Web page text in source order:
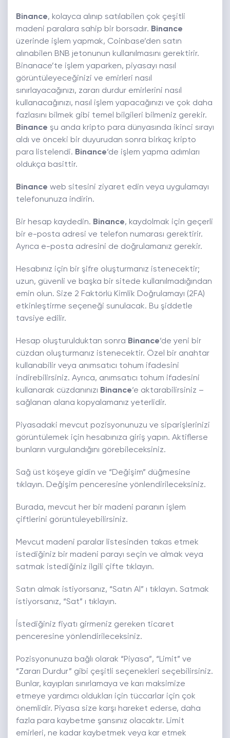
Binance, kolayca alınıp satılabilen çok çeşitli
madeni paralara sahip bir borsadır. Binance
üzerinde işlem yapmak, Coinbase’den satın
alınabilen BNB jetonunun kullanılmasını gerektirir.
Binanace’te işlem yaparken, piyasayı nasıl
görüntüleyeceğinizi ve emirleri nasıl
sınırlayacağınızı, zararı durdur emirlerini nasıl
kullanacağınızı, nasıl işlem yapacağınızı ve çok daha
fazlasını bilmek gibi temel bilgileri bilmeniz gerekir.
Binance şu anda kripto para dünyasında ikinci sırayı
aldı ve önceki bir duyurudan sonra birkaç kripto
para listelendi. Binance‘de işlem yapma adımları
oldukça basittir.
Binance web sitesini ziyaret edin veya uygulamayı
telefonunuza indirin.
Bir hesap kaydedin. Binance, kaydolmak için geçerli
bir e-posta adresi ve telefon numarası gerektirir.
Ayrıca e-posta adresini de doğrulamanız gerekir.
Hesabınız için bir şifre oluşturmanız istenecektir;
uzun, güvenli ve başka bir sitede kullanılmadığından
emin olun. Size 2 Faktörlü Kimlik Doğrulamayı (2FA)
etkinleştirme seçeneği sunulacak. Bu şiddetle
tavsiye edilir.
Hesap oluşturulduktan sonra Binance‘de yeni bir
cüzdan oluşturmanız istenecektir. Özel bir anahtar
kullanabilir veya anımsatıcı tohum ifadesini
indirebilirsiniz. Ayrıca, anımsatıcı tohum ifadesini
kullanarak cüzdanınızı Binance‘e aktarabilirsiniz –
sağlanan alana kopyalamanız yeterlidir.
Piyasadaki mevcut pozisyonunuzu ve siparişlerinizi
görüntülemek için hesabınıza giriş yapın. Aktiflerse
bunların vurgulandığını görebileceksiniz.
Sağ üst köşeye gidin ve “Değişim” düğmesine
tıklayın. Değişim penceresine yönlendirileceksiniz.
Burada, mevcut her bir madeni paranın işlem
çiftlerini görüntüleyebilirsiniz.
Mevcut madeni paralar listesinden takas etmek
istediğiniz bir madeni parayı seçin ve almak veya
satmak istediğiniz ilgili çifte tıklayın.
Satın almak istiyorsanız, “Satın Al” ı tıklayın. Satmak
istiyorsanız, “Sat” ı tıklayın.
İstediğiniz fiyatı girmeniz gereken ticaret
penceresine yönlendirileceksiniz.
Pozisyonunuza bağlı olarak “Piyasa”, “Limit” ve
“Zararı Durdur” gibi çeşitli seçenekleri seçebilirsiniz.
Bunlar, kayıpları sınırlamaya ve karı maksimize
etmeye yardımcı oldukları için tüccarlar için çok
önemlidir. Piyasa size karşı hareket ederse, daha
fazla para kaybetme şansınız olacaktır. Limit
emirleri, ne kadar kaybetmek veya kar etmek